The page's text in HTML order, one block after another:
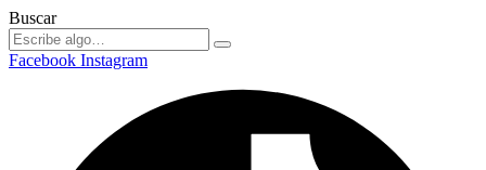
Buscar
Facebook Instagram